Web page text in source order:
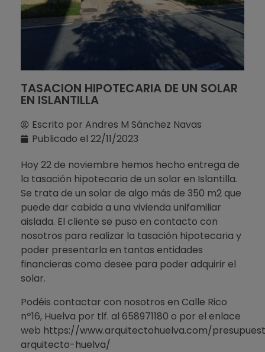
TASACION HIPOTECARIA DE UN SOLAR
EN ISLANTILLA
Escrito por Andres M Sánchez Navas
Publicado el 22/11/2023
Hoy 22 de noviembre hemos hecho entrega de
la tasación hipotecaria de un solar en Islantilla.
Se trata de un solar de algo más de 350 m2 que
puede dar cabida a una vivienda unifamiliar
aislada. El cliente se puso en contacto con
nosotros para realizar la tasación hipotecaria y
poder presentarla en tantas entidades
financieras como desee para poder adquirir el
solar.
Podéis contactar con nosotros en Calle Rico
nº16, Huelva por tlf. al 658971180 o por el enlace
web https://www.arquitectohuelva.com/
arquitecto-huelva/